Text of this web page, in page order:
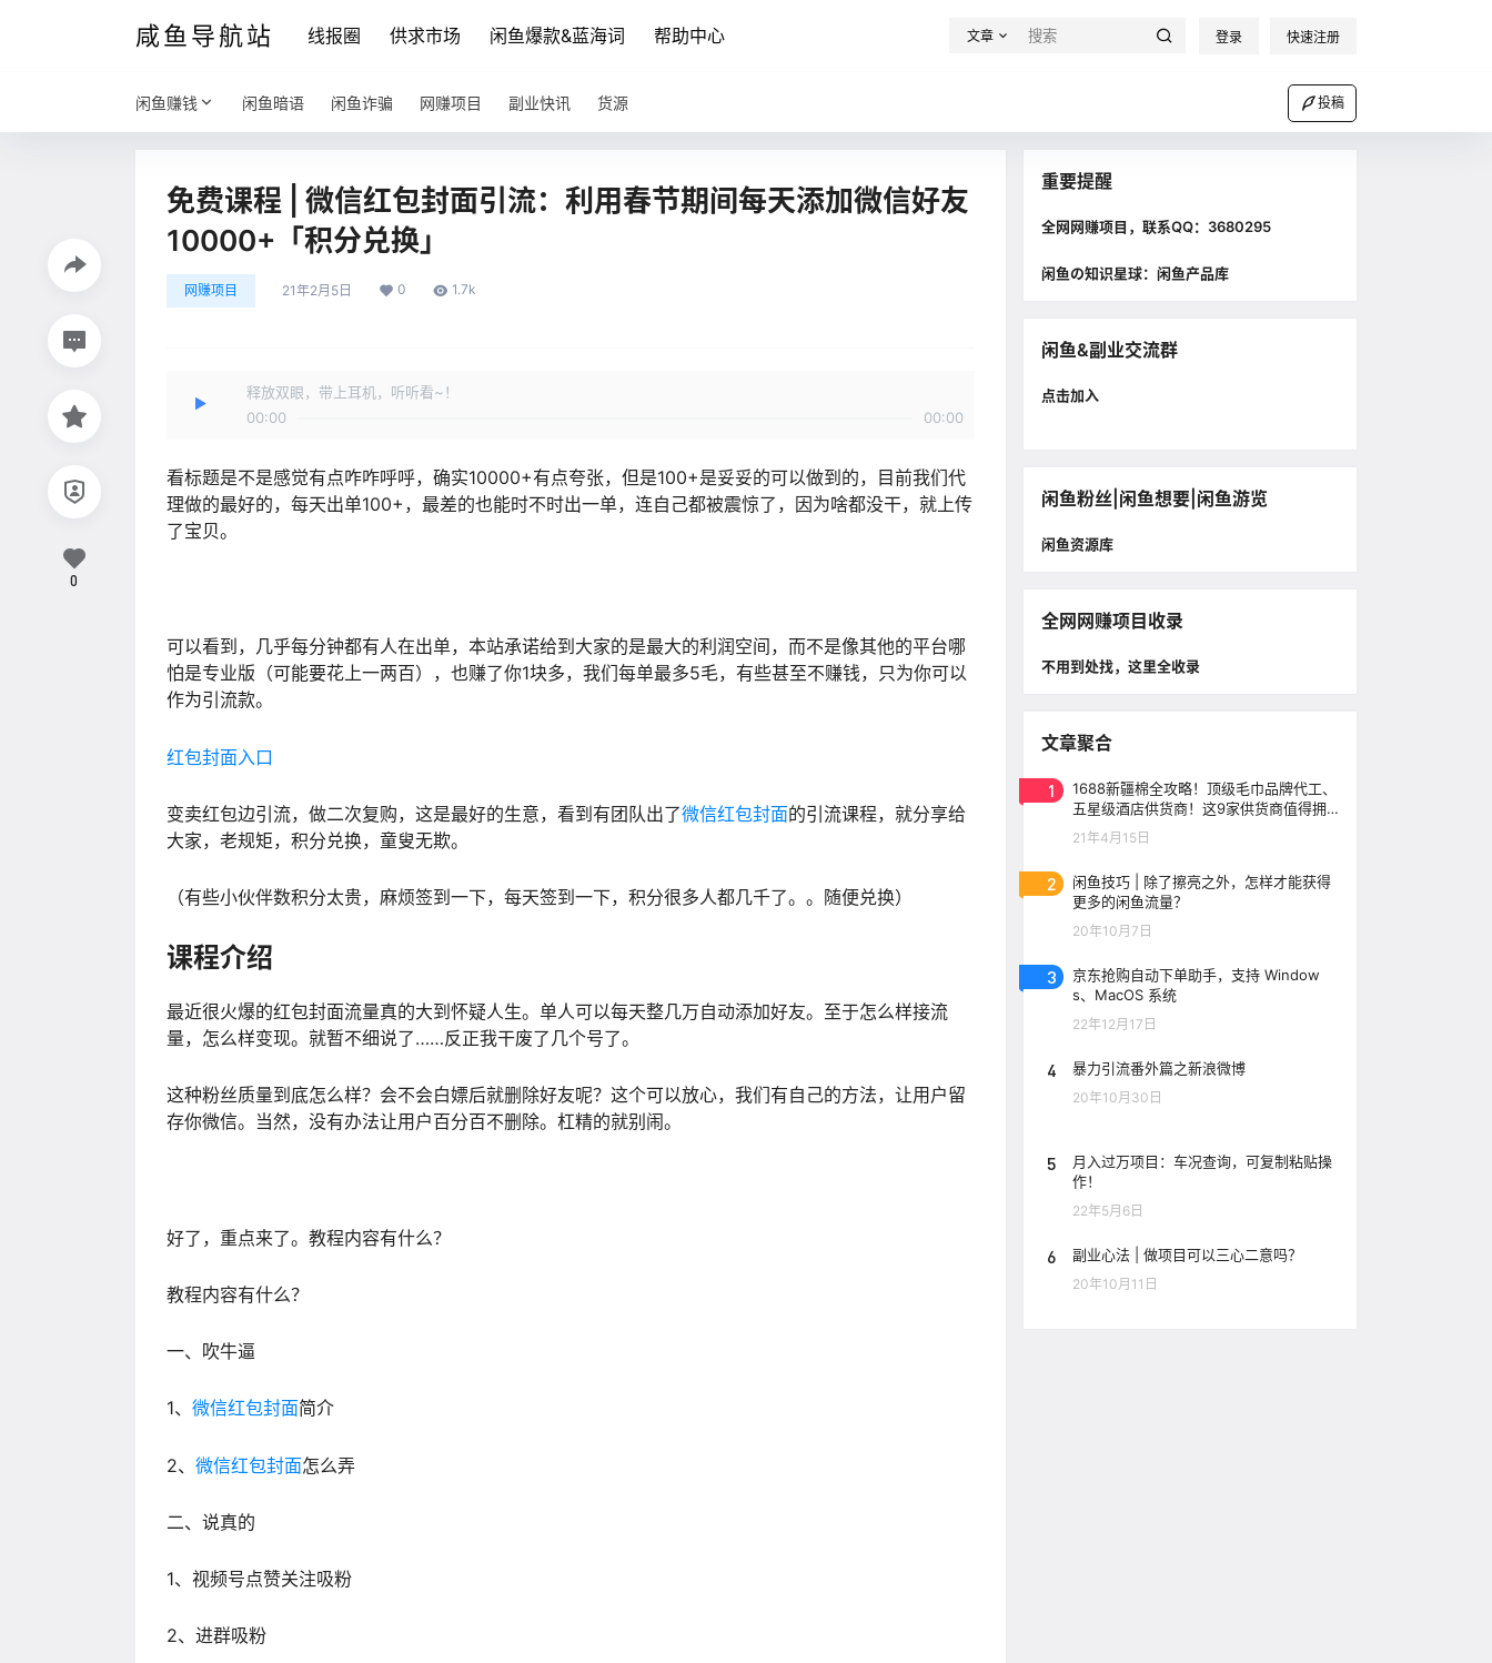
咸鱼导航站 线报圈 供求市场 闲鱼爆款&蓝海词 帮助中心 文章 登录 快速注册
闲鱼赚钱 闲鱼暗语 闲鱼诈骗 网赚项目 副业快讯 货源 投稿
免费课程 | 微信红包封面引流：利用春节期间每天添加微信好友
10000+「积分兑换」
网赚项目 21年2月5日 0 1.7k
释放双眼，带上耳机，听听看~！
00:00
00:00
看标题是不是感觉有点咋咋呼呼，确实10000+有点夸张，但是100+是妥妥的可以做到的，目前我们代
理做的最好的，每天出单100+，最差的也能时不时出一单，连自己都被震惊了，因为啥都没干，就上传
了宝贝。
可以看到，几乎每分钟都有人在出单，本站承诺给到大家的是最大的利润空间，而不是像其他的平台哪
怕是专业版（可能要花上一两百），也赚了你1块多，我们每单最多5毛，有些甚至不赚钱，只为你可以
作为引流款。
红包封面入口
变卖红包边引流，做二次复购，这是最好的生意，看到有团队出了微信红包封面的引流课程，就分享给
大家，老规矩，积分兑换，童叟无欺。
（有些小伙伴数积分太贵，麻烦签到一下，每天签到一下，积分很多人都几千了。。随便兑换）
课程介绍
最近很火爆的红包封面流量真的大到怀疑人生。单人可以每天整几万自动添加好友。至于怎么样接流
量，怎么样变现。就暂不细说了……反正我干废了几个号了。
这种粉丝质量到底怎么样？会不会白嫖后就删除好友呢？这个可以放心，我们有自己的方法，让用户留
存你微信。当然，没有办法让用户百分百不删除。杠精的就别闹。
好了，重点来了。教程内容有什么？
教程内容有什么？
一、吹牛逼
1、 微信红包封面简介
2、 微信红包封面怎么弄
二、说真的
1、视频号点赞关注吸粉
2、进群吸粉
0
重要提醒
全网网赚项目，联系QQ：3680295
闲鱼の知识星球：闲鱼产品库
闲鱼&副业交流群
点击加入
闲鱼粉丝|闲鱼想要|闲鱼游览
闲鱼资源库
全网网赚项目收录
不用到处找，这里全收录
文章聚合
1
1688新疆棉全攻略！顶级毛巾品牌代工、
五星级酒店供货商！这9家供货商值得拥
有！
21年4月15日
2
闲鱼技巧 | 除了擦亮之外，怎样才能获得
更多的闲鱼流量？
20年10月7日
3
京东抢购自动下单助手，支持 Window
s、MacOS 系统
22年12月17日
4 暴力引流番外篇之新浪微博
20年10月30日
5
月入过万项目：车况查询，可复制粘贴操
作！
22年5月6日
6 副业心法 | 做项目可以三心二意吗？
20年10月11日